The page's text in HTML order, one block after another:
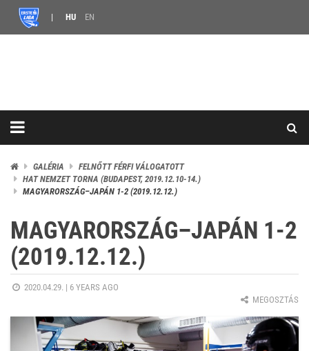
HU EN
GALÉRIA
FELNŐTT FÉRFI VÁLOGATOTT
HAT NEMZET TORNA (BUDAPEST, 2019.12.10-14.)
MAGYARORSZÁG–JAPÁN 1-2 (2019.12.12.)
MAGYARORSZÁG–JAPÁN 1-2
(2019.12.12.)
2020.04.29. | 6 YEARS AGO
MEGOSZTÁS